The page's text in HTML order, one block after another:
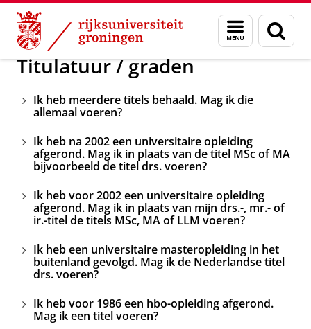
Skip
Content
Skip
Navigation
Menu
en
zoeken
Onderwijs Studieloopbaan en carrière
Titulatuur / graden
Ik heb meerdere titels behaald. Mag ik die
allemaal voeren?
Ik heb na 2002 een universitaire opleiding
afgerond. Mag ik in plaats van de titel MSc of MA
bijvoorbeeld de titel drs. voeren?
Ik heb voor 2002 een universitaire opleiding
afgerond. Mag ik in plaats van mijn drs.-, mr.- of
ir.-titel de titels MSc, MA of LLM voeren?
Ik heb een universitaire masteropleiding in het
buitenland gevolgd. Mag ik de Nederlandse titel
drs. voeren?
Ik heb voor 1986 een hbo-opleiding afgerond.
Mag ik een titel voeren?